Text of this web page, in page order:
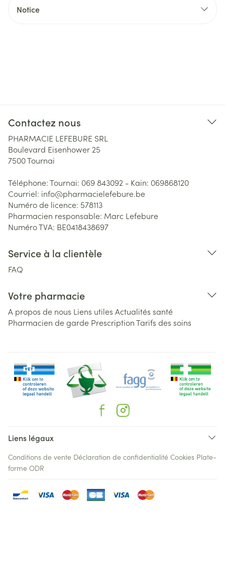
Notice
Contactez nous
PHARMACIE LEFEBURE SRL
Boulevard Eisenhower 25
7500Tournai
Téléphone:Tournai: 069 843092 - Kain: 069868120
Courriel: info@pharmacielefebure.be
Numéro de licence: 578113
Pharmacien responsable: Marc Lefebure
Numéro TVA: BE0418438697
Service à la clientèle
FAQ
Votre pharmacie
A propos de nous Liens utiles Actualités santé
Pharmacien de garde PrescriptionTarifs des soins
Liens légaux
Conditions de vente Déclaration de confidentialité Cookies Plate-
forme ODR